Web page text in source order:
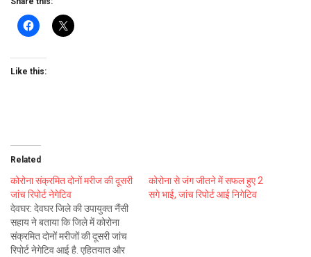
Like this:
Related
कोरोना संक्रमित दोनों मरीज की दूसरी
जांच रिपोर्ट नेगेटिव
देवघर: देवघर जिले की उपायुक्त नैंसी
सहाय ने बताया कि जिले में कोरोना
संक्रमित दोनों मरीजों की दूसरी जांच
रिपोर्ट नेगेटिव आई है. एहितयात और
कोरोना से जंग जीतने में सफल हुए 2
सगे भाई, जांच रिपोर्ट आई निगेटिव